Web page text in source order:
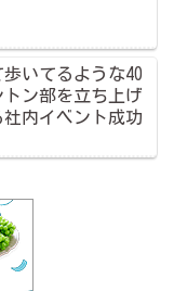
いてるような40
ン部を立ち上げ
内イベント成功